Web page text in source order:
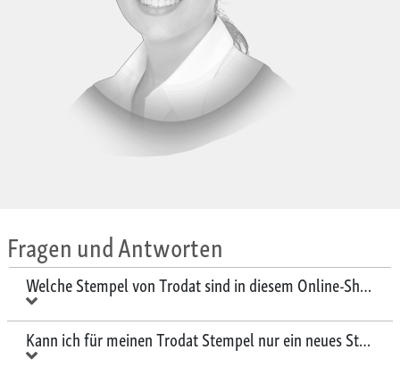
Fragen und Antworten
Welche Stempel von Trodat sind in diesem Online-Shop
Kann ich für meinen Trodat Stempel nur ein neues